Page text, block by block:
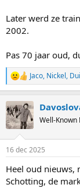
Later werd ze
2002.
Pas 70 jaar oud,
R
e
c
t
i
s
Jaco, Nickel,
Well-
16 dec 2025
Heel oud nieuws,
Schotting, de